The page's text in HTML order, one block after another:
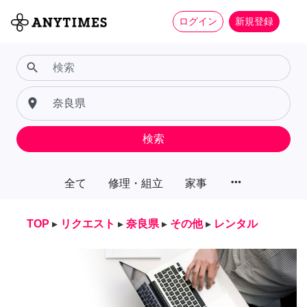
ログイン 新規登録
全て 修理・組立 家事 more_horiz
search
place
検索
TOP ▸ リクエスト ▸ 奈良県 ▸ その他 ▸ レンタル